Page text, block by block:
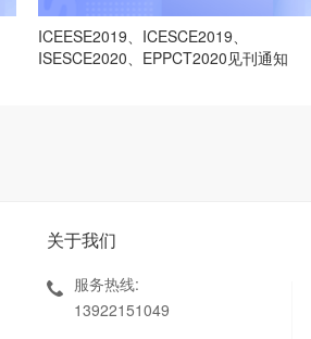
ICEESE2019、ICESCE2019、
ISESCE2020、EPPCT2020见刊通知
关于我们
服务热线:
13922151049